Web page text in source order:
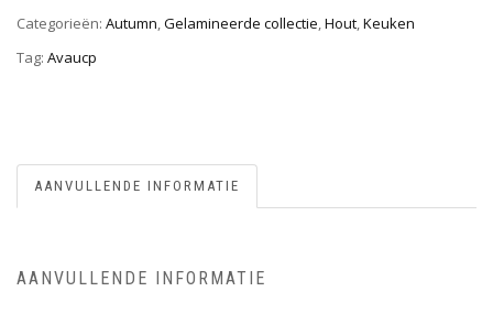
Categorieën: Autumn,Gelamineerde collectie,Hout,Keuken
Tag: Avaucp
AANVULLENDE INFORMATIE
AANVULLENDE INFORMATIE